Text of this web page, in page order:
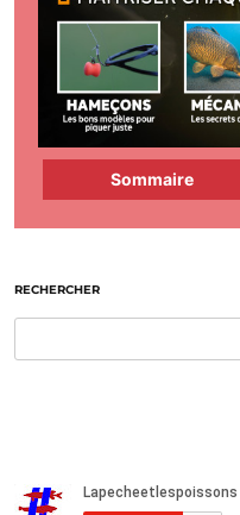
Sommaire
RECHERCHER